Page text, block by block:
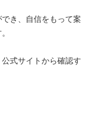
き、自信をもって案
式サイトから確認す